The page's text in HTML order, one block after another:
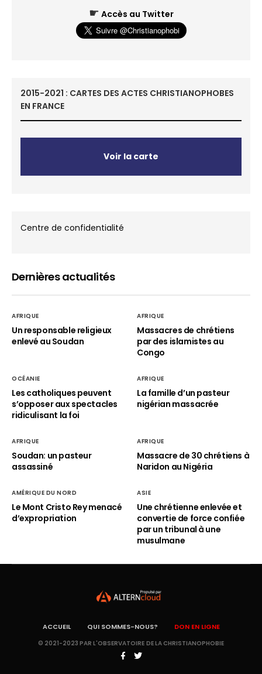
☛ Accès au Twitter
2015-2021 : CARTES DES ACTES CHRISTIANOPHOBES
EN FRANCE
Voir la carte
Centre de confidentialité
Dernières actualités
AFRIQUE
Un responsable religieux
enlevé au Soudan
AFRIQUE
Massacres de chrétiens
par des islamistes au
Congo
OCÉANIE
Les catholiques peuvent
s’opposer aux spectacles
ridiculisant la foi
AFRIQUE
La famille d’un pasteur
nigérian massacrée
AFRIQUE
Soudan: un pasteur
assassiné
AFRIQUE
Massacre de 30 chrétiens à
Naridon au Nigéria
AMÉRIQUE DU NORD
Le Mont Cristo Rey menacé
d’expropriation
ASIE
Une chrétienne enlevée et
convertie de force confiée
par un tribunal à une
musulmane
ACCUEIL QUI SOMMES-NOUS? DON EN LIGNE
© 2021-2023 PAR L'OBSERVATOIRE DE LA CHRISTIANOPHOBIE